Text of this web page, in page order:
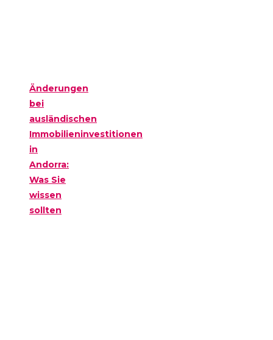
Änderungen
bei
ausländischen
Immobilieninvestitionen
in
Andorra:
Was Sie
wissen
sollten